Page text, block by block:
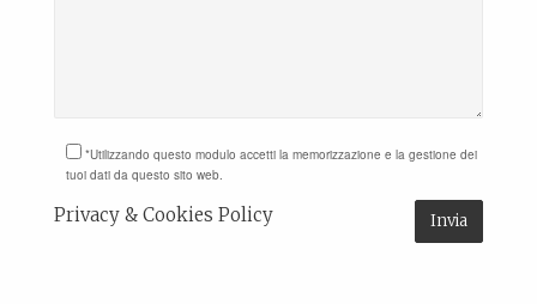
*Utilizzando questo modulo accetti la memorizzazione e la gestione dei
tuoi dati da questo sito web.
Privacy & Cookies Policy